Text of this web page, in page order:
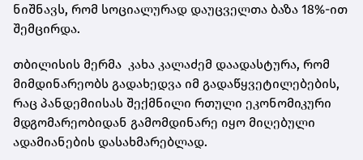
ნიშნავს, რომ სოციალურად დაუცველთა ბაზა 18%-ით
შემცირდა.
თბილისის მერმა კახა კალაძემ დაადასტურა, რომ
მიმდინარეობს გადახედვა იმ გადაწყვეტილებების,
რაც პანდემიისას შექმნილი რთული ეკონომიკური
მდგომარეობიდან გამომდინარე იყო მიღებული
ადამიანების დასახმარებლად.